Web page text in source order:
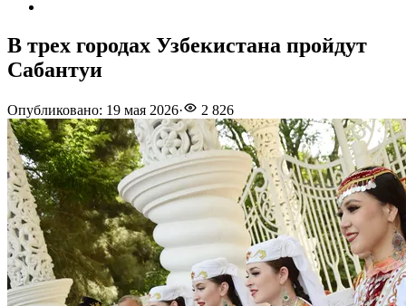
В трех городах Узбекистана пройдут
Сабантуи
Опубликовано: 19 мая 2026· 2 826